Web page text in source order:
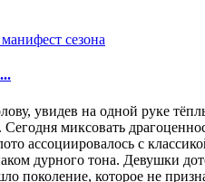
увидев на одной руке
миксовать
ассоциировалось с
дурного тона. Девушки
поколение, которое не